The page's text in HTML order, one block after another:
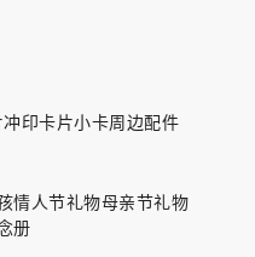
印卡片小卡周边配件
情人节礼物母亲节礼物
册